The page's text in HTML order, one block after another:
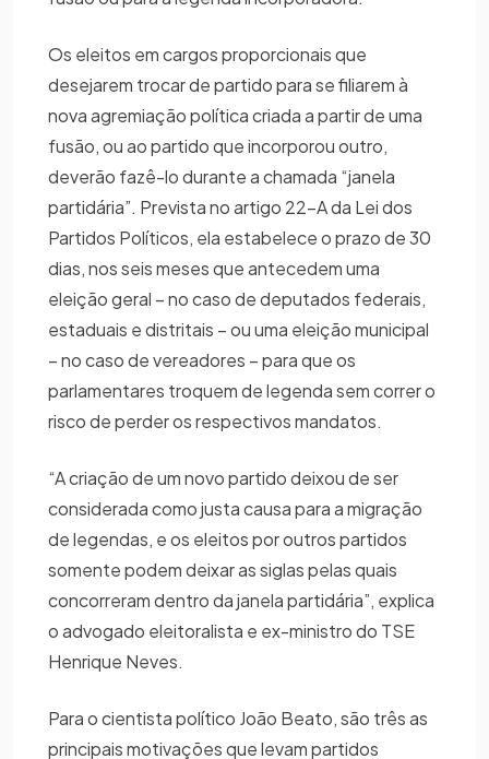
Os eleitos em cargos proporcionais que
desejarem trocar de partido para se filiarem à
nova agremiação política criada a partir de uma
fusão, ou ao partido que incorporou outro,
deverão fazê-lo durante a chamada “janela
partidária”. Prevista no artigo 22-A da Lei dos
Partidos Políticos, ela estabelece o prazo de 30
dias, nos seis meses que antecedem uma
eleição geral – no caso de deputados federais,
estaduais e distritais – ou uma eleição municipal
– no caso de vereadores – para que os
parlamentares troquem de legenda sem correr o
risco de perder os respectivos mandatos.
“A criação de um novo partido deixou de ser
considerada como justa causa para a migração
de legendas, e os eleitos por outros partidos
somente podem deixar as siglas pelas quais
concorreram dentro da janela partidária”, explica
o advogado eleitoralista e ex-ministro do TSE
Henrique Neves.
Para o cientista político João Beato, são três as
principais motivações que levam partidos